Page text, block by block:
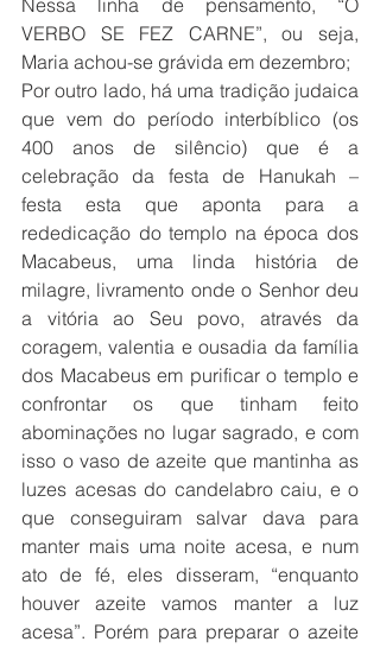
VERBO SE FEZ CARNE”, ou seja,
Maria achou-se grávida em dezembro;
Por outro lado, há uma tradição judaica
que vem do período interbíblico (os
400 anos de silêncio) que é a
celebração da festa de Hanukah –
festa esta que aponta para a
rededicação do templo na época dos
Macabeus, uma linda história de
milagre, livramento onde o Senhor deu
a vitória ao Seu povo, através da
coragem, valentia e ousadia da família
dos Macabeus em purificar o templo e
confrontar os que tinham feito
abominações no lugar sagrado, e com
isso o vaso de azeite que mantinha as
luzes acesas do candelabro caiu, e o
que conseguiram salvar dava para
manter mais uma noite acesa, e num
ato de fé, eles disseram, “enquanto
houver azeite vamos manter a luz
acesa”. Porém para preparar o azeite